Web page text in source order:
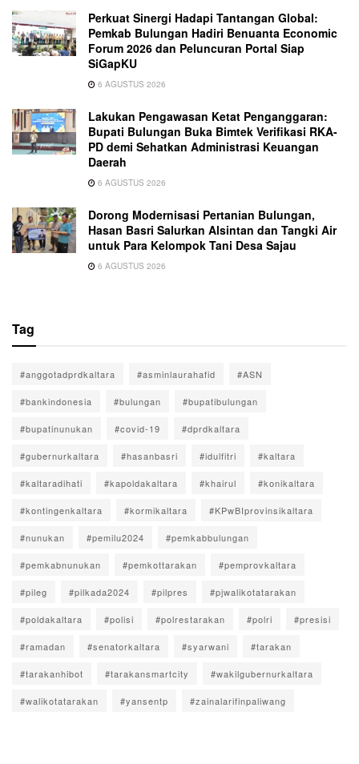
Perkuat Sinergi Hadapi Tantangan Global:
Pemkab Bulungan Hadiri Benuanta Economic
Forum 2026 dan Peluncuran Portal Siap
SiGapKU
6 AGUSTUS 2026
Lakukan Pengawasan Ketat Penganggaran:
Bupati Bulungan Buka Bimtek Verifikasi RKA-
PD demi Sehatkan Administrasi Keuangan
Daerah
6 AGUSTUS 2026
Dorong Modernisasi Pertanian Bulungan,
Hasan Basri Salurkan Alsintan dan Tangki Air
untuk Para Kelompok Tani Desa Sajau
6 AGUSTUS 2026
Tag
#anggotadprdkaltara #asminlaurahafid #ASN
#bankindonesia #bulungan #bupatibulungan
#bupatinunukan #covid-19 #dprdkaltara
#gubernurkaltara #hasanbasri #idulfitri #kaltara
#kaltaradihati #kapoldakaltara #khairul #konikaltara
#kontingenkaltara #kormikaltara #KPwBIprovinsikaltara
#nunukan #pemilu2024 #pemkabbulungan
#pemkabnunukan #pemkottarakan #pemprovkaltara
#pileg #pilkada2024 #pilpres #pjwalikotatarakan
#poldakaltara #polisi #polrestarakan #polri #presisi
#ramadan #senatorkaltara #syarwani #tarakan
#tarakanhibot #tarakansmartcity #wakilgubernurkaltara
#walikotatarakan #yansentp #zainalarifinpaliwang